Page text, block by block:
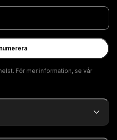
För mer information, se vår